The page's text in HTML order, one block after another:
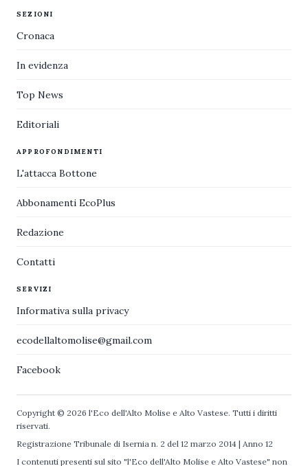
SEZIONI
Cronaca
In evidenza
Top News
Editoriali
APPROFONDIMENTI
L'attacca Bottone
Abbonamenti EcoPlus
Redazione
Contatti
SERVIZI
Informativa sulla privacy
ecodellaltomolise@gmail.com
Facebook
Copyright © 2026 l'Eco dell'Alto Molise e Alto Vastese. Tutti i diritti
riservati.
Registrazione Tribunale di Isernia n. 2 del 12 marzo 2014 | Anno 12
I contenuti presenti sul sito "l'Eco dell'Alto Molise e Alto Vastese" non